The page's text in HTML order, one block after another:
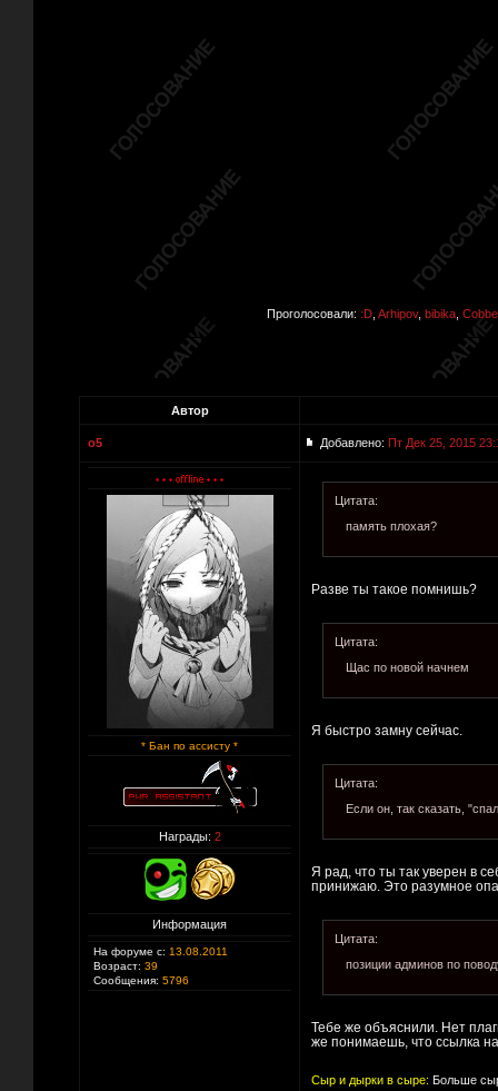
Проголосовали: :D Arhipov, bibika
Автор
o5 Добавлено: Пт Дек 25, 2015
* Бан по ассисту *
Награды: 2
Информация
На форуме с: 13.08.2011
Возраст: 39
Сообщения: 5796
Цитата:
память плохая?
Разве ты такое помнишь?
Цитата:
Щас по новой начнем
Я быстро замну сейчас.
Цитата:
Если он, так сказать,
Я рад, что ты так уверен в
принижаю. Это разумное
Цитата:
позиции админов по
Тебе же объяснили. Нет
же понимаешь, что ссылка
Сыр и дырки в сыре: Больше